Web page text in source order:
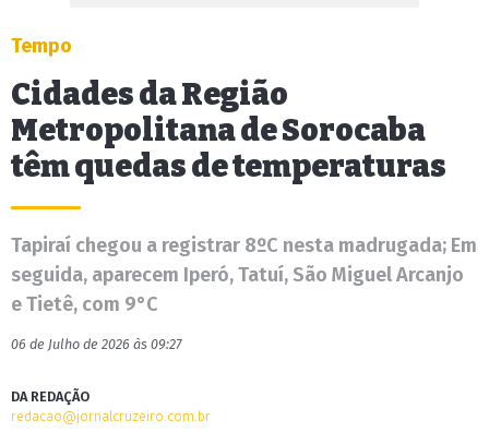
Tempo
Cidades da Região
Metropolitana de Sorocaba
têm quedas de temperaturas
Tapiraí chegou a registrar 8ºC nesta madrugada; Em
seguida, aparecem Iperó, Tatuí, São Miguel Arcanjo
e Tietê, com 9°C
06 de Julho de 2026 às 09:27
DA REDAÇÃO
redacao@jornalcruzeiro.com.br